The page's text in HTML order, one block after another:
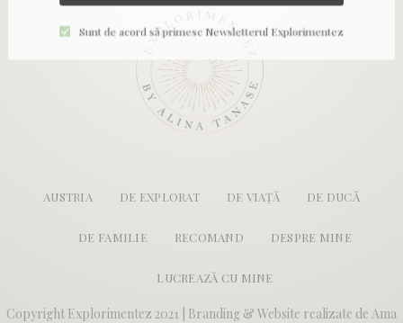
Sunt de acord să primesc Newsletterul Explorimentez
AUSTRIA DE EXPLORAT DE VIAȚĂ DE DUCĂ
DE FAMILIE RECOMAND DESPRE MINE
LUCREAZĂ CU MINE
Copyright Explorimentez 2021 | Branding & Website realizate de Ama